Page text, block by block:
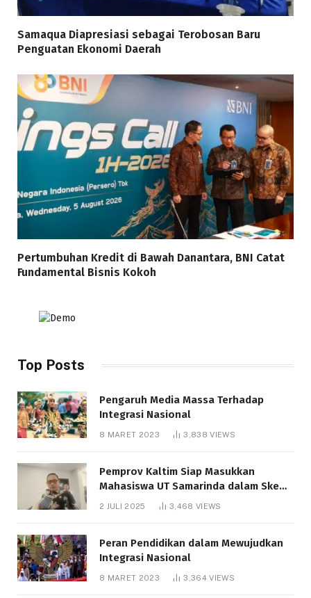
Samaqua Diapresiasi sebagai Terobosan Baru
Penguatan Ekonomi Daerah
Pertumbuhan Kredit di Bawah Danantara, BNI Catat
Fundamental Bisnis Kokoh
Top Posts
Pengaruh Media Massa Terhadap
Integrasi Nasional
8 MARET 2023 3,838VIEWS
Pemprov Kaltim Siap Masukkan
Mahasiswa UT Samarinda dalam Skema
Bantuan Pendidikan Gratispol
2 JULI 2025 3,468 VIEWS
Peran Pendidikan dalam Mewujudkan
Integrasi Nasional
8 MARET 2023 3,364VIEWS